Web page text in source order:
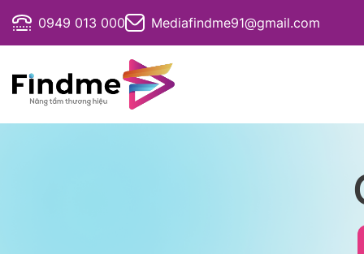
qua
nội
dung
0949 013 000 Mediafindme91@gmail.com